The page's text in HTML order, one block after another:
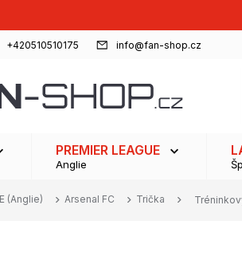
+420510510175 info@fan-shop.cz
PREMIER LEAGUE
Anglie
(Anglie) Arsenal FC Trička